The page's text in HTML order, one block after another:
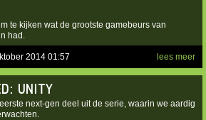
te kijken wat de grootste gamebeurs van
had.
2014 01:57 lees meer
UNITY
next-gen deel uit de serie, waarin we aardig